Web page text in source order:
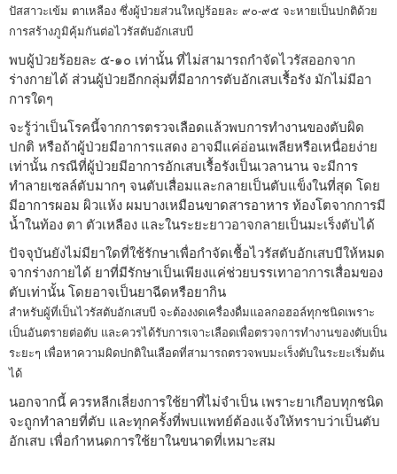
ปัสสาวะเข้ม ตาเหลือง ซึ่งผู้ป่วยส่วนใหญ่ร้อยละ ๙๐-๙๕ จะหายเป็นปกติด้วย
การสร้างภูมิคุ้มกันต่อไวรัสตับอักเสบบี
พบผู้ป่วยร้อยละ ๕-๑๐ เท่านั้น ที่ไม่สามารถกำจัดไวรัสออกจาก
ร่างกายได้ ส่วนผู้ป่วยอีกกลุ่มที่มีอาการตับอักเสบเรื้อรัง มักไม่มีอา
การใดๆ
จะรู้ว่าเป็นโรคนี้จากการตรวจเลือดแล้วพบการทำงานของตับผิด
ปกติ หรือถ้าผู้ป่วยมีอาการแสดง อาจมีแค่อ่อนเพลียหรือเหนื่อยง่าย
เท่านั้น กรณีที่ผู้ป่วยมีอาการอักเสบเรื้อรังเป็นเวลานาน จะมีการ
ทำลายเซลล์ตับมากๆ จนตับเสื่อมและกลายเป็นตับแข็งในที่สุด โดย
มีอาการผอม ผิวแห้ง ผมบางเหมือนขาดสารอาหาร ท้องโตจากการมี
น้ำในท้อง ตา ตัวเหลือง และในระยะยาวอาจกลายเป็นมะเร็งตับได้
ปัจจุบันยังไม่มียาใดที่ใช้รักษาเพื่อกำจัดเชื้อไวรัสตับอักเสบบีให้หมด
จากร่างกายได้ ยาที่มีรักษาเป็นเพียงแค่ช่วยบรรเทาอาการเสื่อมของ
ตับเท่านั้น โดยอาจเป็นยาฉีดหรือยากิน
สำหรับผู้ที่เป็นไวรัสตับอักเสบบี จะต้องงดเครื่องดื่มแอลกอฮอล์ทุกชนิดเพราะ
เป็นอันตรายต่อตับ และควรได้รับการเจาะเลือดเพื่อตรวจการทำงานของตับเป็น
ระยะๆ เพื่อหาความผิดปกติในเลือดที่สามารถตรวจพบมะเร็งตับในระยะเริ่มต้น
ได้
นอกจากนี้ ควรหลีกเลี่ยงการใช้ยาที่ไม่จำเป็น เพราะยาเกือบทุกชนิด
จะถูกทำลายที่ตับ และทุกครั้งที่พบแพทย์ต้องแจ้งให้ทราบว่าเป็นตับ
อักเสบ เพื่อกำหนดการใช้ยาในขนาดที่เหมาะสม